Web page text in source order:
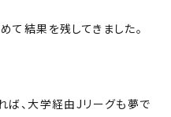
結果を残してきました。
ば、大学経由Jリーグも夢で